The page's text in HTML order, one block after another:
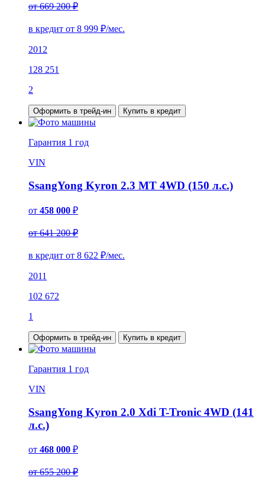
от 669 200 ₽
в кредит от 8 999 ₽/мес.
2012
128 251
2
Оформить в трейд-ин Купить в кредит
Гарантия 1 год
VIN
SsangYong Kyron 2.3 MT 4WD (150 л.с.)
от 458 000 ₽
от 641 200 ₽
в кредит от 8 622 ₽/мес.
2011
102 672
1
Оформить в трейд-ин Купить в кредит
Гарантия 1 год
VIN
SsangYong Kyron 2.0 Xdi T-Tronic 4WD (141
л.с.)
от 468 000 ₽
от 655 200 ₽